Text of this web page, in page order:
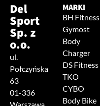
Del
Sport
Sp. z
o.o.
ul.
Połczyńska
63
01-336
MARKI
BH Fitness
Gymost
Body
Charger
DS Fitness
TKO
CYBO
Body Bike